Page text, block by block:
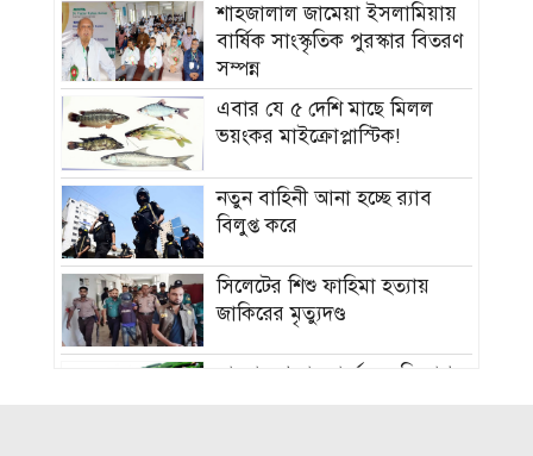
শাহজালাল জামেয়া ইসলামিয়ায়
বার্ষিক সাংস্কৃতিক পুরস্কার বিতরণ
সম্পন্ন
এবার যে ৫ দেশি মাছে মিলল
ভয়ংকর মাইক্রোপ্লাস্টিক!
নতুন বাহিনী আনা হচ্ছে র‍্যাব
বিলুপ্ত করে
সিলেটের শিশু ফাহিমা হত্যায়
জাকিরের মৃত্যুদণ্ড
বাংলাদেশ চা বোর্ডে বড় নিয়োগ